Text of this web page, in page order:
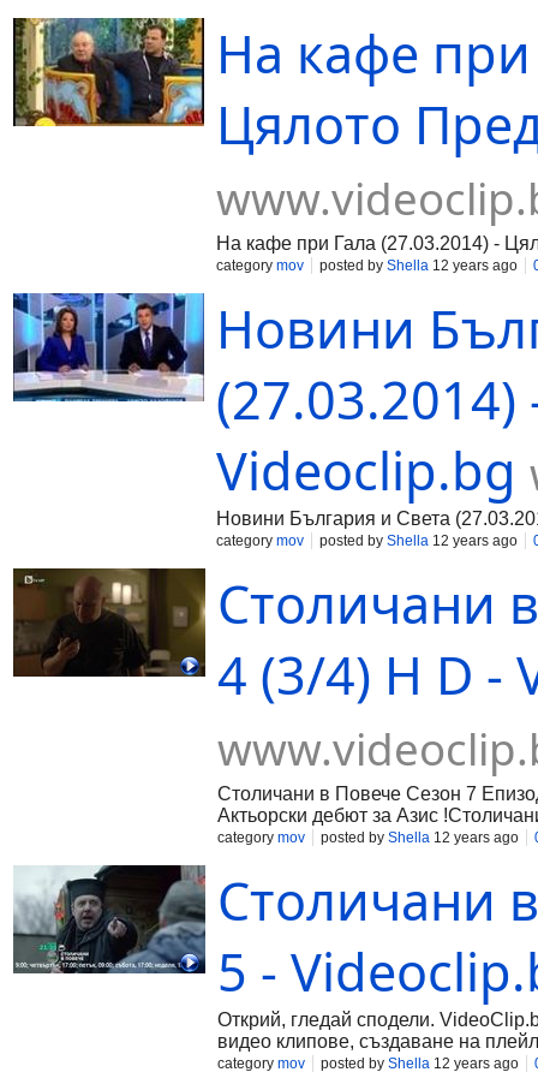
На кафе при
Цялото
На кафе при Гала (27.03.2014) -
category mov posted by Shella 12 years ago
Новини
Videoclip.bg
Новини България и Света
category mov posted by Shella 12 years ago
Столичани
4 (3/4) H D -
Столичани в Повече Сезон 7
Актьорски дебют за Азис
category mov posted by Shella 12 years ago
Столичани
5 -
Открий, гледай сподели.
видео клипове, създаване на
category mov posted by Shella 12 years ago